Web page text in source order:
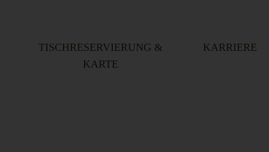
TISCHRESERVIERUNG &
KARTE
KARRIERE